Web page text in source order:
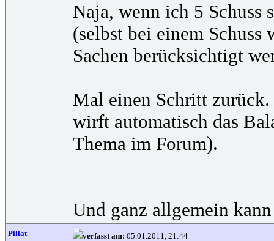
Naja, wenn ich 5 Schuss
(selbst bei einem
Sachen berücksichtigt
Mal einen Schritt zurück.
wirft automatisch das
Thema im Forum).
Und ganz allgemein
Pillat verfasst am: 05.01.2011, 21:44